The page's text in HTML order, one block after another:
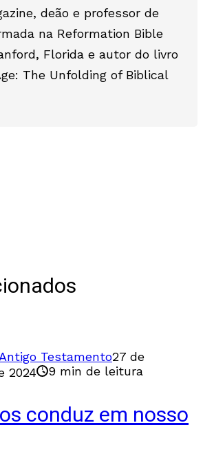
deão e professor de
na Reformation Bible
Florida e autor do livro
The Unfolding of Biblical
Testamento27 de
2024
9 min de leitura
conduz em nosso